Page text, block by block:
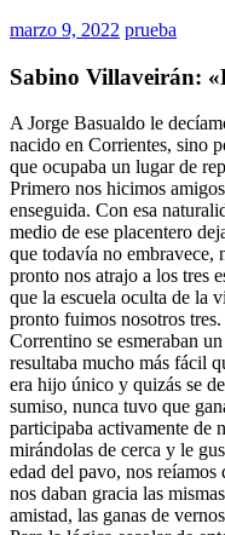
marzo 9, 2022 prueba
Sabino Villaveirán:
A Jorge Basualdo le
nacido en Corrientes, sino
que ocupaba un lugar de
Primero nos hicimos
enseguida. Con esa
medio de ese placentero
que todavía no embravece,
pronto nos atrajo a los tres
que la escuela oculta de la
pronto fuimos nosotros
Correntino se esmeraban
resultaba mucho más fácil
era hijo único y quizás se
sumiso, nunca tuvo que
participaba activamente de
mirándolas de cerca y le
edad del pavo, nos reíamos
nos daban gracia las
amistad, las ganas de